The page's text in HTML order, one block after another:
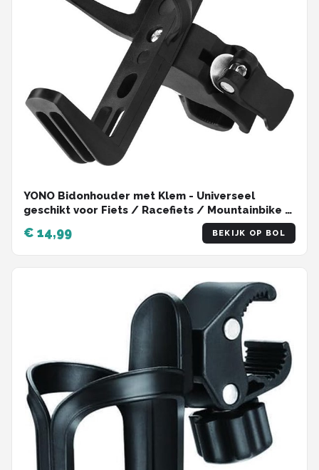
YONO Bidonhouder met Klem - Universeel
geschikt voor Fiets / Racefiets / Mountainbike /
Kinderwagen / Buggy - Flessen / Beker Houder
Verstelbaar - Zwart
€ 14,99 BEKIJK OP BOL